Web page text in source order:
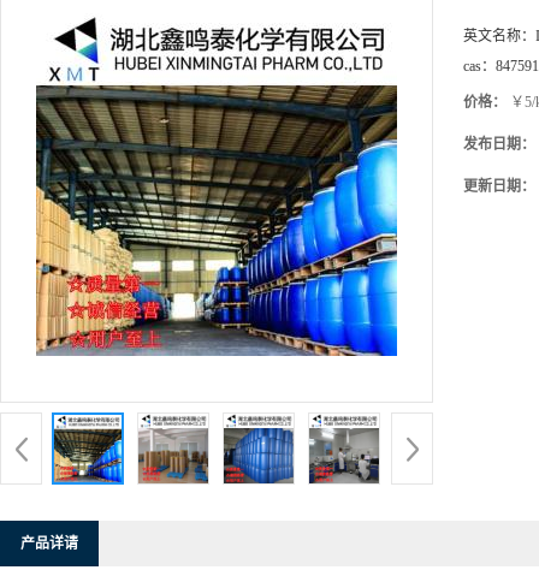
英文名称：
cas：
价格： ￥5/
发布日期：
更新日期：
产品详请